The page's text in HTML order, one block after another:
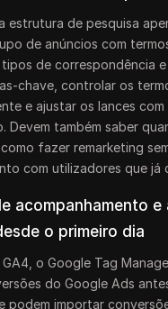
estrutura de pesquisa
de anúncios com
de correspondência e
chave, controlar os
e ajustar os lances com
Devem também saber
fazer remarketing
com utilizadores que já
acompanhamento e
o primeiro dia
o Google Tag
do Google Ads
podem importar